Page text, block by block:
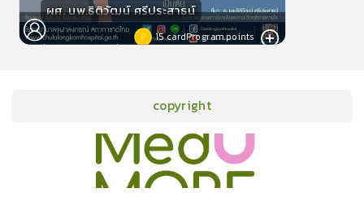
ผศ. นพ.ธิติวัฒน์ ศรีประสาธน์
cardProgram.speaker
15cardProgram.points
copyright
onlineCourses academicConferencesnewsinfographic